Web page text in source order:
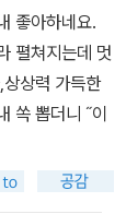
좋아하네요.
펼쳐지는데 멋
상력 가득한
쏙 뽑더니 ˝이